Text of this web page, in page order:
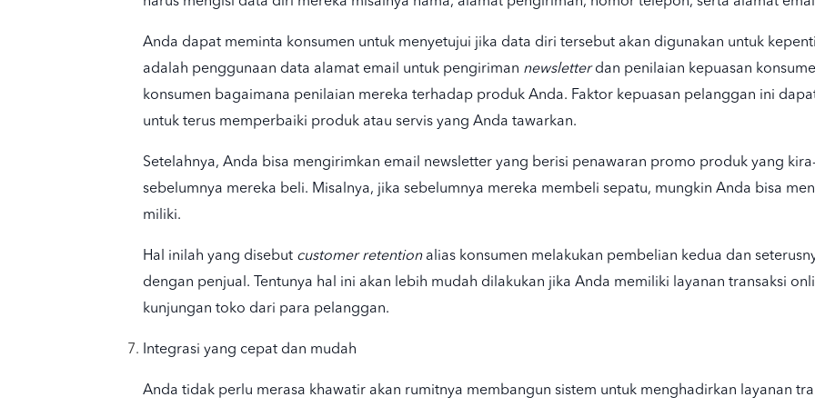
Anda dapat meminta konsumen untuk menyetujui jika data diri tersebut akan digunakan untuk
adalah penggunaan data alamat email untuk pengiriman newsletterdan penilaian kepuasan
konsumen bagaimana penilaian mereka terhadap produk Anda. Faktor kepuasan pelanggan ini
untuk terus memperbaiki produk atau servis yang Anda tawarkan.
Setelahnya, Anda bisa mengirimkan email newsletter yang berisi penawaran promo produk yang
sebelumnya mereka beli. Misalnya, jika sebelumnya mereka membeli sepatu, mungkin Anda bisa
miliki.
Hal inilah yang disebut customer retention alias konsumen melakukan pembelian kedua dan
dengan penjual. Tentunya hal ini akan lebih mudah dilakukan jika Anda memiliki layanan transaksi
kunjungan toko dari para pelanggan.
Integrasi yang cepat dan mudah
Anda tidak perlu merasa khawatir akan rumitnya membangun sistem untuk menghadirkan layanan